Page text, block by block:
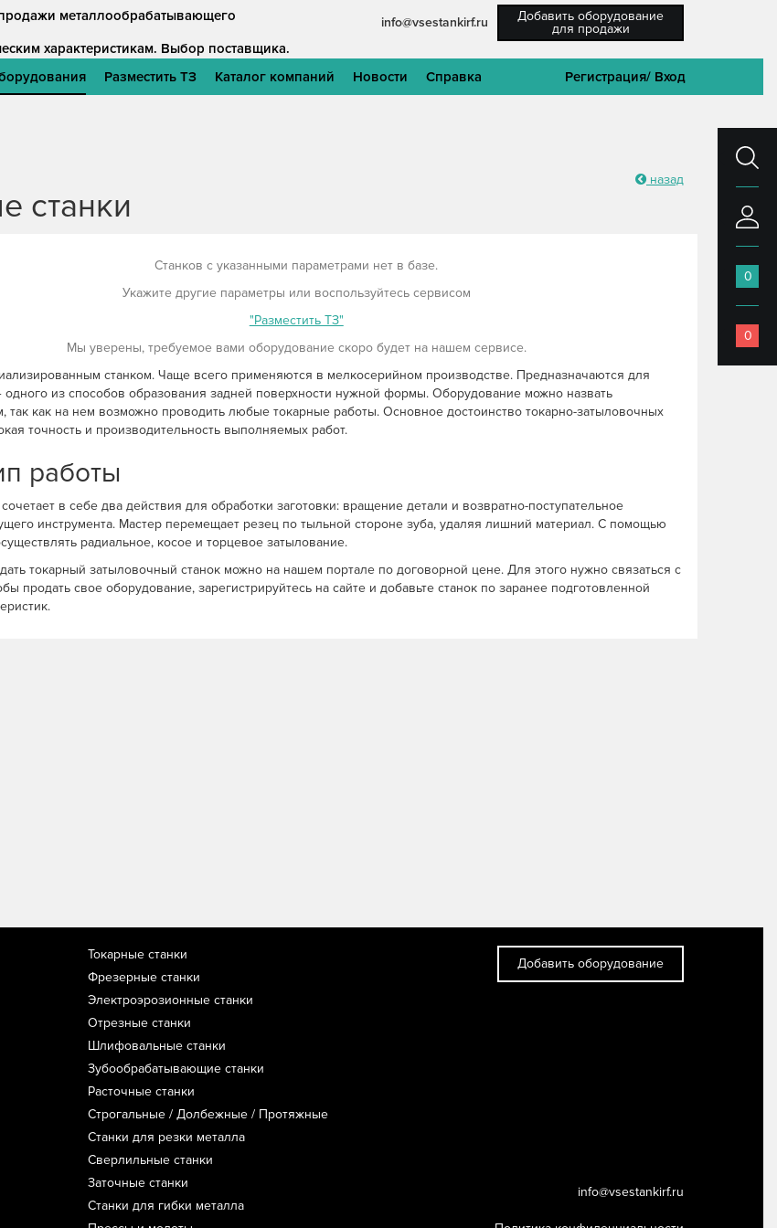
металлообрабатывающего
характеристикам. Выбор поставщика.
info@vsestankirf.ru
Добавить оборудование
для продажи
Разместить ТЗ Каталог компаний Новости Справка Регистрация/ Вход
0
0
назад
станки
Станков с указанными параметрами нет в базе.
Укажите другие параметры или воспользуйтесь сервисом
"Разместить ТЗ"
Мы уверены, требуемое вами оборудование скоро будет на нашем сервисе.
станком. Чаще всего применяются в мелкосерийном производстве. Предназначаются для
из способов образования задней поверхности нужной формы. Оборудование можно назвать
так как на нем возможно проводить любые токарные работы. Основное достоинство токарно-затыловочных
точность и производительность выполняемых работ.
работы
в себе два действия для обработки заготовки: вращение детали и возвратно-поступательное
инструмента. Мастер перемещает резец по тыльной стороне зуба, удаляя лишний материал. С помощью
радиальное, косое и торцевое затылование.
токарный затыловочный станок можно на нашем портале по договорной цене. Для этого нужно связаться с
продать свое оборудование, зарегистрируйтесь на сайте и добавьте станок по заранее подготовленной
Добавить оборудование
Токарные станки
Фрезерные станки
Электроэрозионные станки
Отрезные станки
Шлифовальные станки
Зубообрабатывающие станки
Расточные станки
Строгальные / Долбежные / Протяжные
Станки для резки металла
Сверлильные станки
Заточные станки
Станки для гибки металла
info@vsestankirf.ru